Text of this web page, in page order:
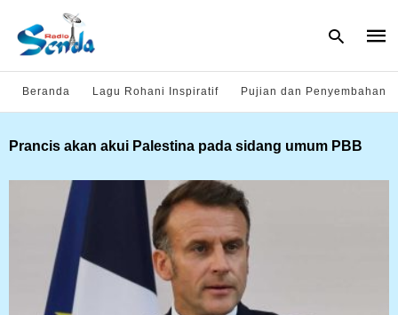
Beranda Lagu Rohani Inspiratif Pujian dan Penyembahan
Prancis akan akui Palestina pada sidang umum PBB